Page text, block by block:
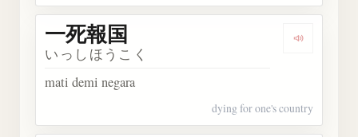
一死報国
いっしほうこく
mati demi negara
dying for one's country